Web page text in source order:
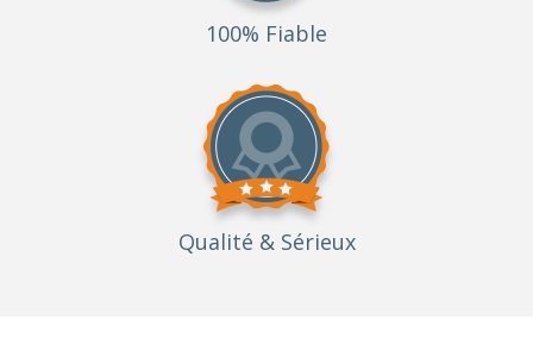
100% Fiable
Qualité & Sérieux